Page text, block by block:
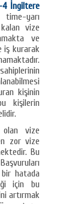
İngiltere
yarı
kalan vize
ve
iş kurarak
kişinin
kişilerin
olan vize
zor vize
Bu
hatada
için bu
artırmak